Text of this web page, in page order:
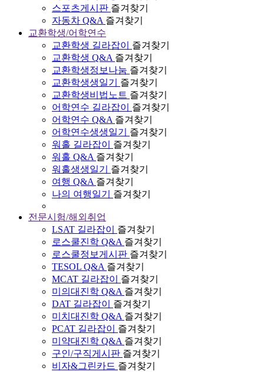
스포츠게시판 즐겨찾기
자동차 Q&A 즐겨찾기
교환학생/어학연수
교환학생 길라잡이
즐겨찾기
교환학생 Q&A 즐겨찾기
교환학생정보나눔 즐겨찾기
교환학생생일기
즐겨찾기
교환학생비법노트 즐겨찾기
어학연수 길라잡이
즐겨찾기
어학연수 Q&A 즐겨찾기
어학연수생생일기
즐겨찾기
워홀 길라잡이
즐겨찾기
워홀 Q&A 즐겨찾기
워홀생생일기
즐겨찾기
여행 Q&A 즐겨찾기
나의 여행일기
즐겨찾기
전문시험/해외취업
LSAT 길라잡이
즐겨찾기
로스쿨진학 Q&A 즐겨찾기
로스쿨정보게시판 즐겨찾기
TESOL Q&A 즐겨찾기
MCAT 길라잡이
즐겨찾기
미의대진학 Q&A 즐겨찾기
DAT 길라잡이
즐겨찾기
미치대진학 Q&A 즐겨찾기
PCAT 길라잡이
즐겨찾기
미약대진학 Q&A 즐겨찾기
구인/구직게시판 즐겨찾기
비자&그린카드 즐겨찾기